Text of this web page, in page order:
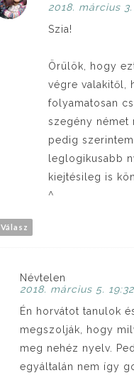
2018. március 3.
Szia!
Örülök, hogy
végre valakitől,
folyamatosan
szegény német
pedig
leglogikusabb
kiejtésileg is
^
Válasz
Névtelen
2018. március 5. 19:32
Én horvátot tanulok
megszolják, hogy
meg nehéz nyelv.
egyáltalán nem így